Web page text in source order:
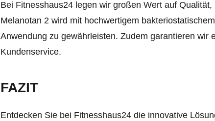
Bei Fitnesshaus24 legen wir großen Wert auf
Melanotan 2 wird mit hochwertigem
Anwendung zu gewährleisten. Zudem garantieren
Kundenservice.
FAZIT
Entdecken Sie bei Fitnesshaus24 die innovative